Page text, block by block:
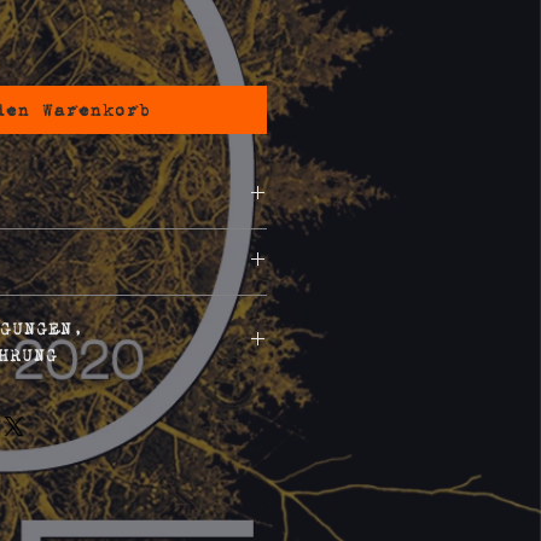
Warenkorb
pro Bestellung
binnen vierzehn
von Gründen diesen
beträgt vierzehn
an dem Sie oder ein